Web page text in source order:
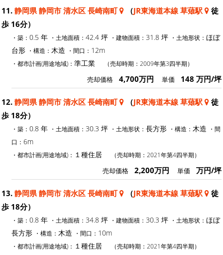
11. 静岡県 静岡市 清水区 長崎南町 （JR東海道本線 草薙駅
徒
歩 16分）
・築： 0.5 年 ・土地面積： 42.4 坪 ・建物面積： 31.8 坪 ・土地形状： ほぼ
台形 ・構造： 木造 ・間口： 12m
・都市計画(用途地域)： 準工業 （売却時期：2009年第3四半期）
売却価格 4,700万円 単価 148 万円/坪
12. 静岡県 静岡市 清水区 長崎南町 （JR東海道本線 草薙駅
徒
歩 18分）
・築： 0.8 年 ・土地面積： 30.3 坪 ・土地形状： 長方形 ・構造： 木造
・間
口： 6m
・都市計画(用途地域)： １種住居 （売却時期：2021年第4四半期）
売却価格 2,200万円 単価 万円/坪
13. 静岡県 静岡市 清水区 長崎南町 （JR東海道本線 草薙駅
徒
歩 18分）
・築： 0.8 年 ・土地面積： 34.8 坪 ・建物面積： 30.3 坪 ・土地形状： ほぼ
長方形 ・構造： 木造 ・間口： 10m
・都市計画(用途地域)： １種住居 （売却時期：2021年第4四半期）